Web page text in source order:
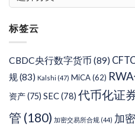
类
标签云
CBDC央行数字货币 (89)
规(83) Kalshi (47) MiCA(62)
资产(75) SEC(78) 代币化证
管 (180) 加密交易所合规 (44) 加